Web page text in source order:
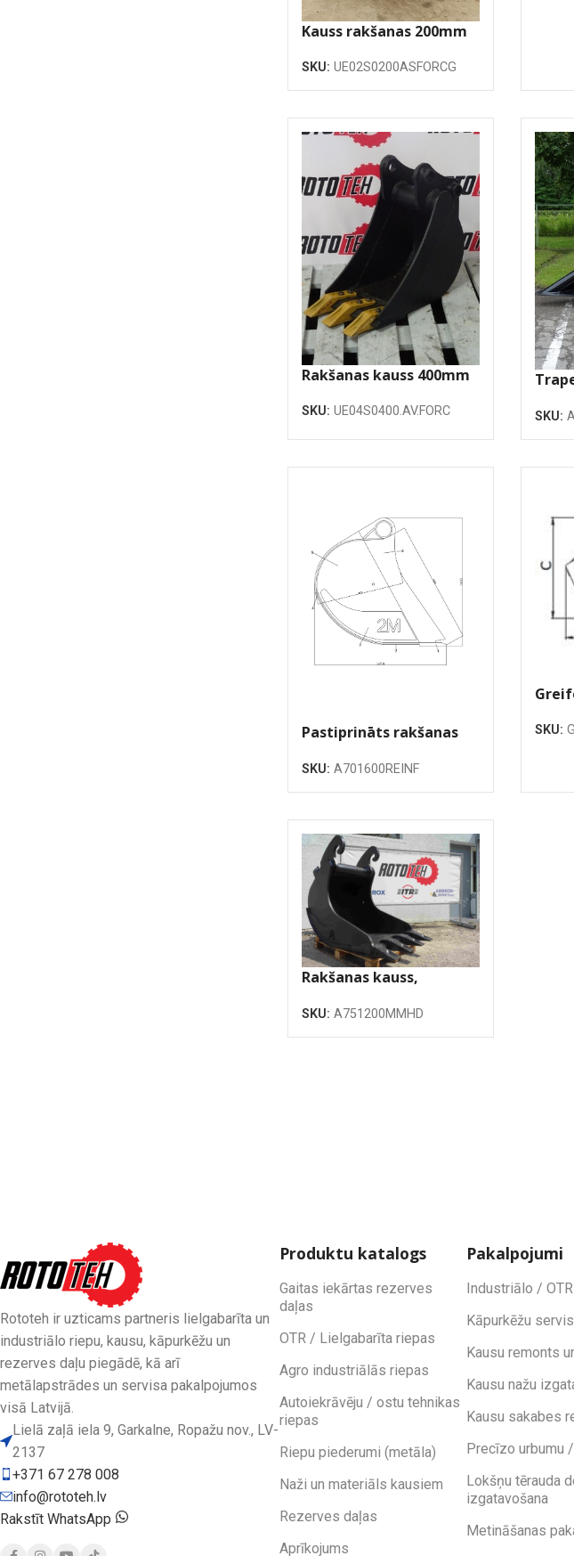
Kauss rakšanas 200mm
SKU: UE02S0200ASFORCG
Rakšanas kauss 400mm
SKU: UE04S0400.AV.FORC SKU:
Pastiprināts rakšanas
SKU: A701600REINF
SKU:
Rakšanas kauss,
1.86m3
SKU: A751200MMHD
Rototeh ir uzticams partneris lielgabarīta un
industriālo riepu, kausu, kāpurkēžu un
rezerves daļu piegādē, kā arī
metālapstrādes un servisa pakalpojumos
visā Latvijā.
Lielā zaļā iela 9, Garkalne, Ropažu nov., LV-
2137
+371 67 278 008
info@rototeh.lv
Rakstīt WhatsApp
Produktu katalogs
Gaitas iekārtas rezerves
daļas
OTR / Lielgabarīta riepas
Agro industriālās riepas
Autoiekrāvēju / ostu tehnikas
riepas
Riepu piederumi (metāla)
Naži un materiāls kausiem
Rezerves daļas
Aprīkojums
Pakalpojumi
Industriālo /
Kāpurkēžu
Kausu remonts
Kausu nažu
Kausu sakabes
Precīzo urbumu
Lokšņu tērauda
izgatavošana
Metināšanas